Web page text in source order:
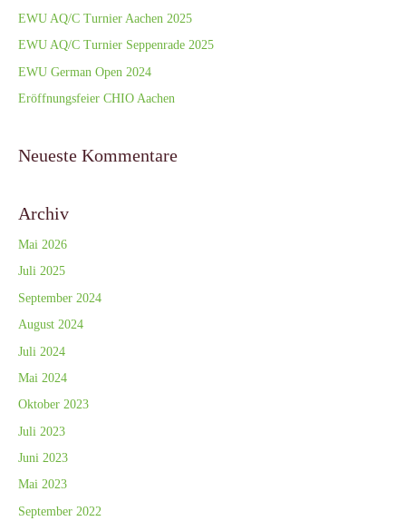
EWU AQ/C Turnier Aachen 2025
EWU AQ/C Turnier Seppenrade 2025
EWU German Open 2024
Eröffnungsfeier CHIO Aachen
Neueste Kommentare
Archiv
Mai 2026
Juli 2025
September 2024
August 2024
Juli 2024
Mai 2024
Oktober 2023
Juli 2023
Juni 2023
Mai 2023
September 2022